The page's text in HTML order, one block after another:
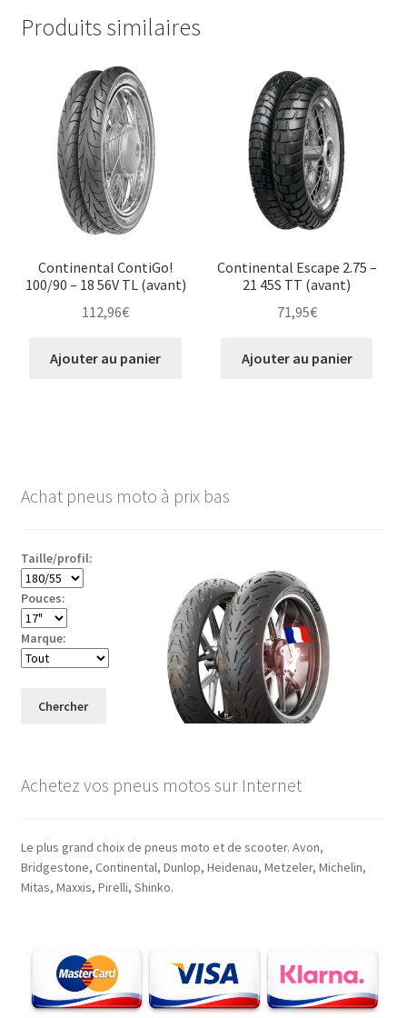
Produits similaires
Continental ContiGo!
100/90 – 18 56V TL (avant)
112,96€
Ajouter au panier
Continental Escape 2.75 –
21 45S TT (avant)
71,95€
Ajouter au panier
Achat pneus moto à prix bas
Taille/profil:
Pouces:
Marque:
Chercher
Achetez vos pneus motos sur Internet
Le plus grand choix de pneus moto et de scooter. Avon,
Bridgestone, Continental, Dunlop, Heidenau, Metzeler, Michelin,
Mitas, Maxxis, Pirelli, Shinko.